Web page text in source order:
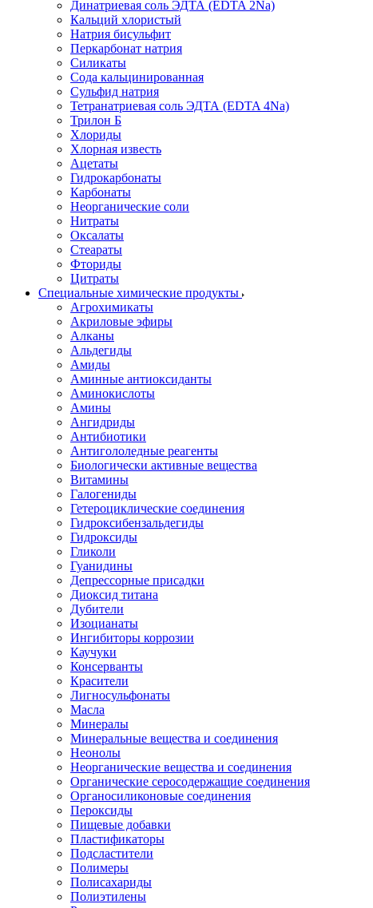
Динатриевая соль ЭДТА (EDTA 2Na)
Кальций хлористый
Натрия бисульфит
Перкарбонат натрия
Силикаты
Сода кальцинированная
Сульфид натрия
Тетранатриевая соль ЭДТА (EDTA 4Na)
Трилон Б
Хлориды
Хлорная известь
Ацетаты
Гидрокарбонаты
Карбонаты
Неорганические соли
Нитраты
Оксалаты
Стеараты
Фториды
Цитраты
Специальные химические продукты
Агрохимикаты
Акриловые эфиры
Алканы
Альдегиды
Амиды
Аминные антиоксиданты
Аминокислоты
Амины
Ангидриды
Антибиотики
Антигололедные реагенты
Биологически активные вещества
Витамины
Галогениды
Гетероциклические соединения
Гидроксибензальдегиды
Гидроксиды
Гликоли
Гуанидины
Депрессорные присадки
Диоксид титана
Дубители
Изоцианаты
Ингибиторы коррозии
Каучуки
Консерванты
Красители
Лигносульфонаты
Масла
Минералы
Минеральные вещества и соединения
Неонолы
Неорганические вещества и соединения
Органические серосодержащие соединения
Органосиликоновые соединения
Пероксиды
Пищевые добавки
Пластификаторы
Подсластители
Полимеры
Полисахариды
Полиэтилены